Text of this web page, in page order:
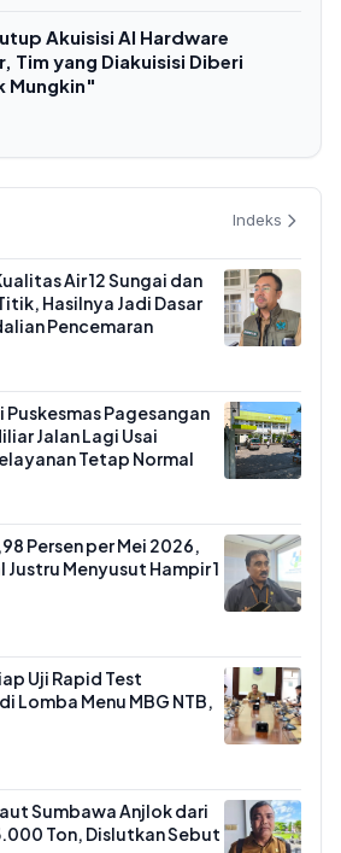
Akuisisi AI Hardware
Tim yang Diakuisisi Diberi
Mungkin"
Indeks
Air 12 Sungai dan
Hasilnya Jadi Dasar
Pencemaran
Pagesangan
Jalan Lagi Usai
Tetap Normal
Persen per Mei 2026,
Menyusut Hampir 1
Uji Rapid Test
Lomba Menu MBG NTB,
Sumbawa Anjlok dari
Ton, Dislutkan Sebut